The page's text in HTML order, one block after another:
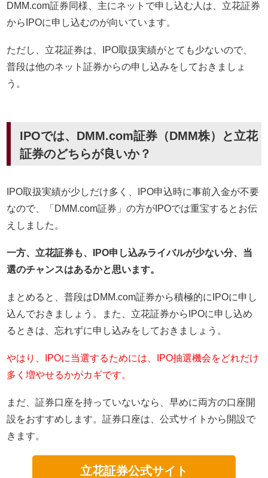
DMM.com証券同様、主にネットで申し込む人は、立花証券
からIPOに申し込むのが向いています。
ただし、立花証券は、IPO取扱実績がとても少ないので、
普段は他のネット証券からの申し込みをしておきましょ
う。
IPOでは、DMM.com証券（DMM株）と立花
証券のどちらが良いか？
IPO取扱実績が少しだけ多く、IPO申込時に事前入金が不要
なので、「DMM.com証券」の方がIPOでは重宝するとお伝
えしました。
一方、立花証券も、IPO申し込みライバルが少ない分、当
選のチャンスはあるかと思います。
まとめると、普段はDMM.com証券から積極的にIPOに申し
込んでおきましょう。また、立花証券からIPOに申し込め
るときは、忘れずに申し込みをしておきましょう。
やはり、IPOに当選するためには、IPO抽選機会をどれだけ
多く増やせるかがカギです。
まだ、証券口座を持っていないなら、早めに両方の口座開
設をおすすめします。証券口座は、公式サイトから開設で
きます。
立花証券公式サイト